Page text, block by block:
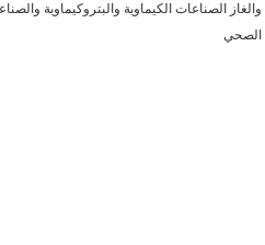
الصناعات الكيماوية والبتروكيماوية
الصحي